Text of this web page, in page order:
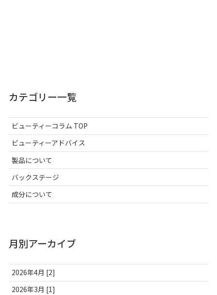
カテゴリー一覧
ビューティーコラム TOP
ビューティーアドバイス
製品について
バックステージ
成分について
月別アーカイブ
2026年4月 [2]
2026年3月 [1]